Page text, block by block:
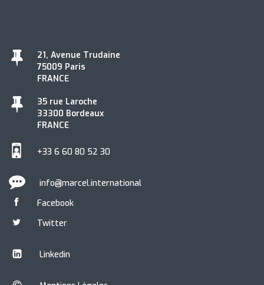
21, Avenue Trudaine
75009 Paris
FRANCE
35 rue Laroche
33300 Bordeaux
FRANCE
+33 6 60 80 52 30
info@marcel.international
Facebook
Twitter
Linkedin